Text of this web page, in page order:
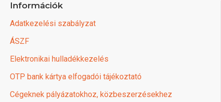
Információk
Adatkezelési szabályzat
ÁSZF
Elektronikai hulladékkezelés
OTP bank kártya elfogadói tájékoztató
Cégeknek pályázatokhoz, közbeszerzésekhez